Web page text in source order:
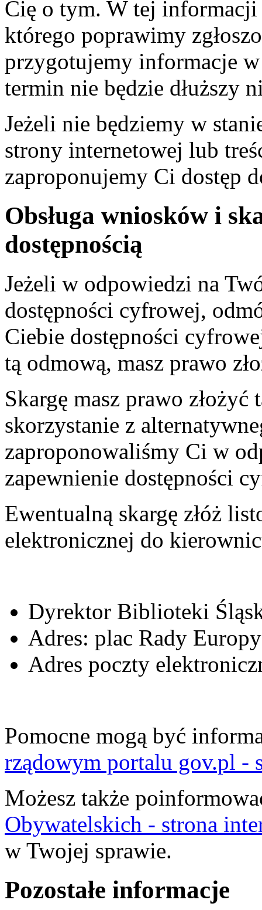
Cię o tym. W tej
którego poprawimy
przygotujemy informacje
termin nie będzie dłuższy
Jeżeli nie będziemy w
strony internetowej lub
zaproponujemy Ci dostęp
Obsługa wniosków i
dostępnością
Jeżeli w odpowiedzi na
dostępności cyfrowej,
Ciebie dostępności
tą odmową, masz prawo
Skargę masz prawo złożyć
skorzystanie z
zaproponowaliśmy Ci w
zapewnienie dostępności
Ewentualną skargę złóż
elektronicznej do
Dyrektor Biblioteki
Adres: plac Rady
Adres poczty
Pomocne mogą być
rządowym portalu gov.pl -
Możesz także
Obywatelskich - strona
w Twojej sprawie.
Pozostałe informacje